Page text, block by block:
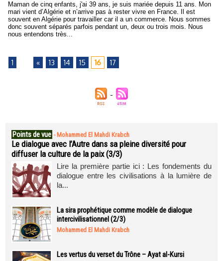
Maman de cinq enfants, j'ai 39 ans, je suis mariée depuis 11 ans. Mon
mari vient d’Algérie et n’arrive pas à rester vivre en France. Il est
souvent en Algérie pour travailler car il a un commerce. Nous sommes
donc souvent séparés parfois pendant un, deux ou trois mois. Nous
nous entendons très...
1 « 13 14 15 16 17
Points de vue - Mohammed El Mahdi Krabch
Le dialogue avec l’Autre dans sa pleine diversité pour
diffuser la culture de la paix (3/3)
Lire la première partie ici : Les fondements du
dialogue entre les civilisations à la lumière de
la...
La sira prophétique comme modèle de dialogue
intercivilisationnel (2/3)
Mohammed El Mahdi Krabch
Les vertus du verset du Trône – Ayat al-Kursi